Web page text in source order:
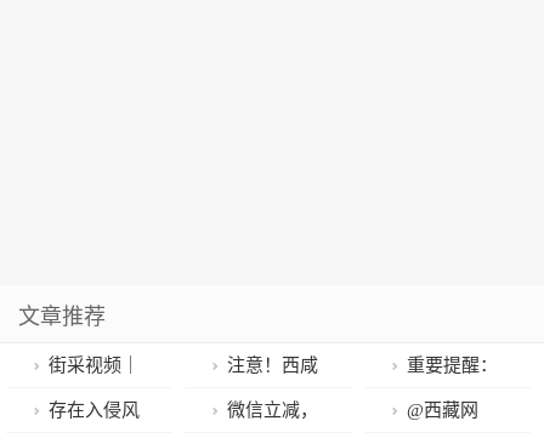
文章推荐
街采视频｜
这些黄帝陵热
注意！西咸
新区电网发布
重要提醒：
恢复！
存在入侵风 微信立减， @西藏网